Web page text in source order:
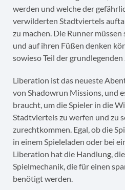
werden und welche der
verwilderten Stadtviertels
zu machen. Die Runner
und auf ihren Füßen denken
sowieso Teil der
Liberation ist das neueste
von Shadowrun Missions, und
braucht, um die Spieler in die
Stadtviertels zu werfen und zu
zurechtkommen. Egal, ob die
in einem Spieleladen oder bei
Liberation hat die Handlung,
Spielmechanik, die für einen
benötigt werden.